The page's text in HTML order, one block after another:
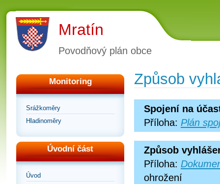
Mratín
Povodňový plán obce
Monitoring
Srážkoměry
Hladinoměry
Úvodní část
Úvod
Způsob
Spojení na
Příloha: Plán
Způsob
Příloha:
ohrožení